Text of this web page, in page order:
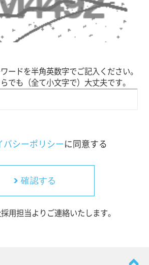
ードを半角英数字でご記入ください。
でも（全て小文字で）大丈夫です。
バシーポリシー に同意する
確認する
用担当よりご連絡いたします。